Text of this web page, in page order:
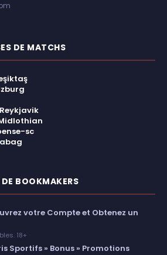
DE MATCHS
sc
DE BOOKMAKERS
votre Compte et Obtenez un
18+
Sportifs » Bonus » Promotions